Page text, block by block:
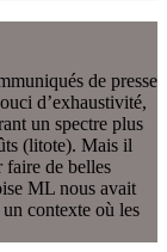
de presse
d’exhaustivité,
un spectre plus
(litote). Mais il
faire de belles
ML nous avait
contexte où les